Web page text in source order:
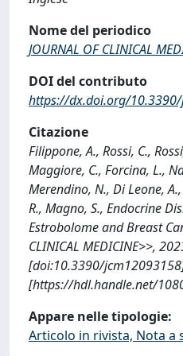
Nome del periodico
JOURNAL OF CLINICAL
DOI del contributo
https://dx.doi.org/
Citazione
Filippone, A., Rossi, C.,
Maggiore, C., Forcina, L.,
Merendino, N., Di Leone,
R., Magno, S., Endocrine
Estrobolome and Breast
CLINICAL MEDICINE>>,
[doi:10.3390/
[https://hdl.handle.net/
Appare nelle tipologie:
Articolo in rivista, Nota a